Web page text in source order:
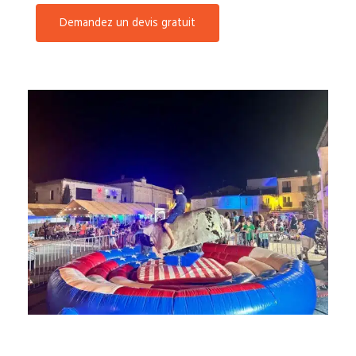
Demandez un devis gratuit